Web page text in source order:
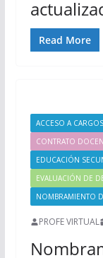
Read More
ACCESO A CARGOS
CONTRATO
EDUCACIÓN
EVALUACIÓN DE
NOMBRAMIENTO
PROFE VIRTUAL